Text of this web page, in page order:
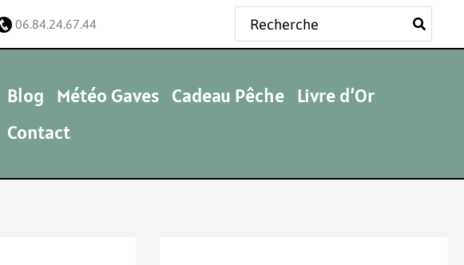
06.84.24.67.44
Rechercher:
Blog Météo Gaves Cadeau Pêche Livre d’Or
Contact